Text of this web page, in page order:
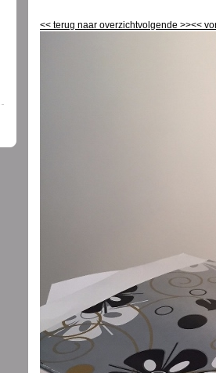
<< terug naar overzichtvolgende >><<